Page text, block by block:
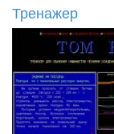
Тренажер